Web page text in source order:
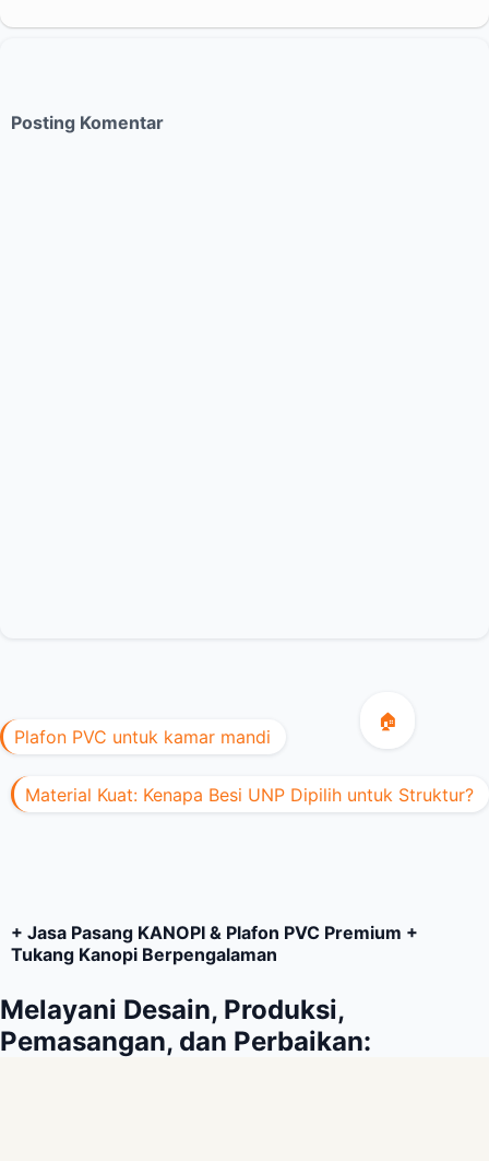
Posting Komentar
Plafon PVC untuk kamar mandi
Material Kuat: Kenapa Besi UNP Dipilih untuk Struktur?
🏠
+ Jasa Pasang KANOPI & Plafon PVC Premium +
Tukang Kanopi Berpengalaman
Melayani Desain, Produksi,
Pemasangan, dan Perbaikan: